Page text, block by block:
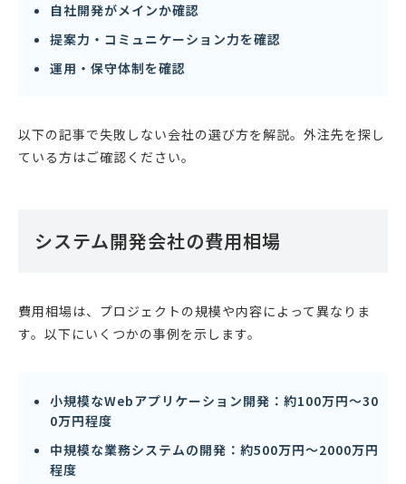
自社開発がメインか確認
提案力・コミュニケーション力を確認
運用・保守体制を確認
以下の記事で失敗しない会社の選び方を解説。外注先を探し
ている方はご確認ください。
システム開発会社の費用相場
費用相場は、プロジェクトの規模や内容によって異なりま
す。以下にいくつかの事例を示します。
小規模なWebアプリケーション開発：約100万円〜30
0万円程度
中規模な業務システムの開発：約500万円〜2000万円
程度